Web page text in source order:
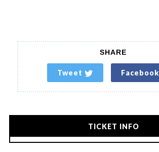
SHARE
Tweet Facebook
TICKET INFO